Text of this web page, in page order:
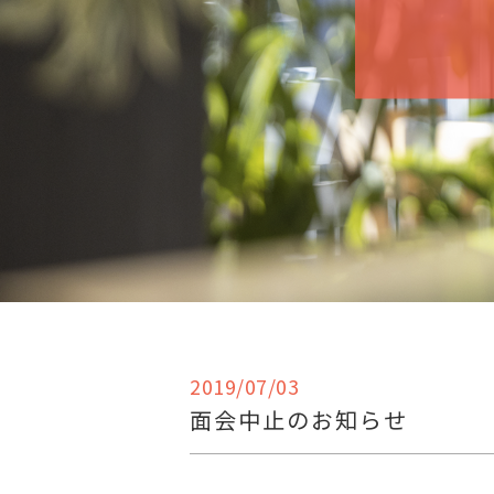
2019/07/03
面会中止のお知らせ